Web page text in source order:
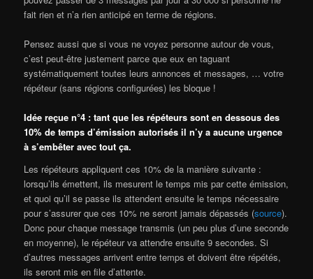
fait rien et n’a rien anticipé en terme de régions.
Pensez aussi que si vous ne voyez personne autour de vous,
c’est peut-être justement parce que eux en taguant
systématiquement toutes leurs annonces et messages, … votre
répéteur (sans régions configurées) les bloque !
Idée reçue n°4 : tant que les répéteurs sont en dessous des
10% de temps d’émission autorisés il n’y a aucune urgence
à s’embêter avec tout ça.
Les répéteurs appliquent ces 10% de la manière suivante :
lorsqu’ils émettent, ils mesurent le temps mis par cette émission,
et quoi qu’il se passe ils attendent ensuite le temps nécessaire
pour s’assurer que ces 10% ne seront jamais dépassés (source).
Donc pour chaque message transmis (un peu plus d’une seconde
en moyenne), le répéteur va attendre ensuite 9 secondes. Si
d’autres messages arrivent entre temps et doivent être répétés,
ils seront mis en file d’attente.